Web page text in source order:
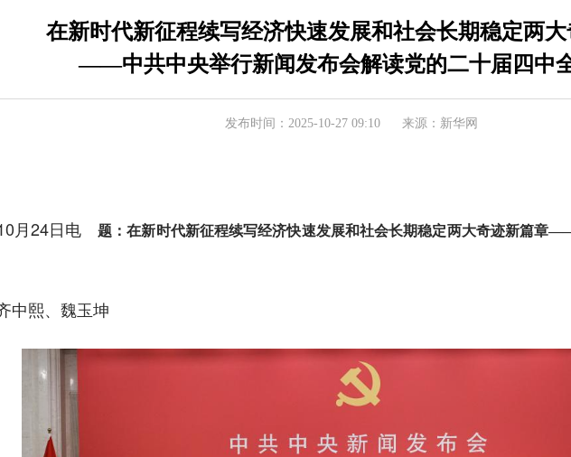
在新时代新征程续写经济快速发展和社会长期稳定两
——中共中央举行新闻发布会解读党的二十届四中
发布时间：2025-10-27 09:10 来源：新华网
月24日电题：在新时代新征程续写经济快速发展和社会长期稳定两大奇迹新篇章
熙、魏玉坤